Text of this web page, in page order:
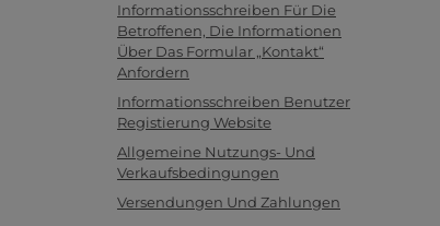
Informationsschreiben Für Die
Betroffenen, Die Informationen
Über Das Formular „Kontakt“
Anfordern
Informationsschreiben Benutzer
Registierung Website
Allgemeine Nutzungs- Und
Verkaufsbedingungen
Versendungen Und Zahlungen